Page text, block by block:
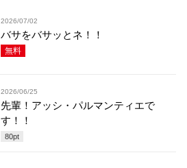
2026/07/02
バサをバサッとネ！！
無料
2026/06/25
先輩！アッシ・パルマンティエで
す！！
80pt